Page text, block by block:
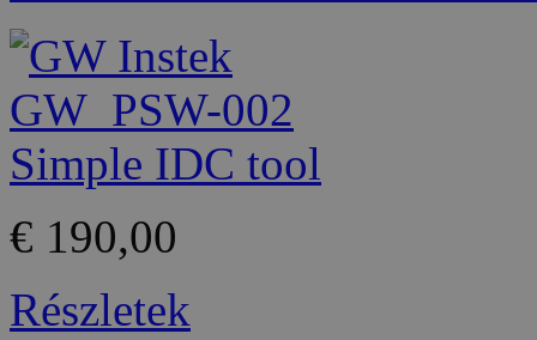
€ 190,00
Részletek